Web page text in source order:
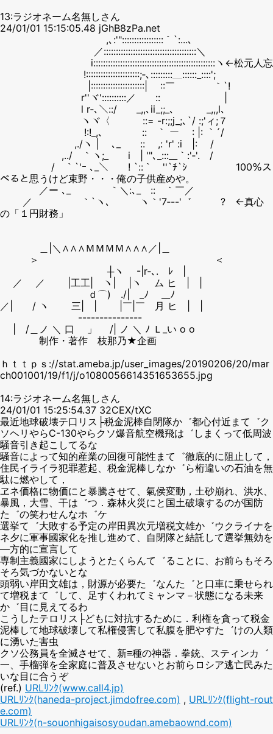
13:ラジオネーム名無しさん
24/01/01 15:15:05.48 jGhB8zPa.net
,､:'":::::::::::::::::｀`:...､
／::::::::::::::::::::::::::::::::::::::＼
i::::::::::::::::::::::::::::::::::::::::::::::::::ヽ←松元人忘
!::::::::::::::::::::::;‐､:::::::::＿::::::_::::';
|::::::::::::::::::::::| ::￣ ｀`!
r''ヾ'::::::::::／ :: |
l r‐､＼::/ _,,､ii_;;_､ _,,,l､
ヽヾ〈 ::= -r:;;j_;､`/ :;'ィ;７
!:!_,､ :: ｀ ー : |: ｀´/
,./ヽ | ､_ :: ,: 'r' :i |: /
,../ ｀ヽ;_ i | '"､_:::__｀:'‐'. /
/ ｀`'ｰ ､_＼ ! `::｀￣''`ﾁ`ｼ 100％ス
ベると思うけど束野・・・俺の子供産めや。
／ー ､_ ｀＼:､_ :: ｀￣／
／ ｀`ヽ､ ヽ｀'7‐--'゛ ? ←真心
の「１円財務」
＿|＼∧∧∧ＭＭＭＭ∧∧∧／|＿
＞ ＜
┼ヽ -|r‐､. ﾚ |
／ ／ |工工| ヽ| |ヽ ム ヒ | |
ｄ⌒) ./| _ﾉ __ﾉ
／| / ヽ 三| | |￣|￣ 月 ヒ | |
---------------
| /＿ノ ＼ 口 」 /| ノ ＼ ﾉ Ｌ_い o o
制作・著作 枝那乃★企画
ｈｔｔｐｓ://stat.ameba.jp/user_images/20190206/20/mar
ch001001/19/f1/j/o1080056614351653655.jpg
14:ラジオネーム名無しさん
24/01/01 15:25:54.37 32CEX/tXC
最近地球破壊テ口リス├税金泥棒自閉隊か゛都心付近まて゛ク
ソヘリやらC-130やらクソ爆音航空機飛は゛しまくって低周波
騒音引き起こしてるな
騒音によって知的産業の回復可能性まて゛徹底的に阻止して，
住民イライラ犯罪惹起、税金泥棒しなか゛ら桁違いの石油を無
駄に燃やして，
ヱネ価格に物価にと暴騰させて、氣侯変動，土砂崩れ、洪水、
暴風，大雪、干は゛つ．森林火災にと国土破壞するのが国防
た゛の笑わせんなホ゛ケ
選挙て゛大敗する予定の岸田異次元増税文雄か゛ウクライナを
ネ夕に軍事國家化を推し進めて、自閉隊と結託して選挙無効を
―方的に宣言して
専制主義國家にしようとたくらんて゛ることに、お前らもそろ
そろ気づかないとな
頭弱い岸田文雄は，財源が必要た゛なんた゛と口車に乗せられ
て増税まて゛して、足すくわれてミャンマ－状態になる未来
か゛目に見えてるわ
こうしたテロリス├どもに対抗するために．利権を貪って税金
泥棒して地球破壊して私権侵害して私腹を肥やすた゛けの人類
に湧いた害虫
クソ公務員を全滅させて、新≡種の神器．拳銃、スティンカ゛
一、手榴弾を全家庭に普及させないとお前らロシア逃亡民みた
いな目に合うぞ
(ref.) URLﾘﾝｸ(www.call4.jp)
URLﾘﾝｸ(haneda-project.jimdofree.com) , URLﾘﾝｸ(flight-rout
e.com)
URLﾘﾝｸ(n-souonhigaisosyoudan.amebaownd.com)